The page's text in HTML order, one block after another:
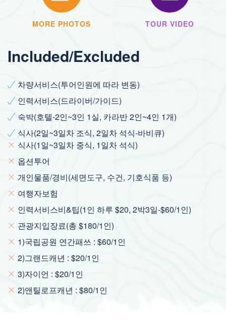
MORE PHOTOS TOUR VIDEO
Included/Excluded
차량서비스(투어인원에 따라 변동)
인력서비스(드라이버/가이드)
숙박(호텔-2인~3인 1실, 카라반 2인~4인 1개)
식사(2일~3일차 조식, 2일차 석식-바비큐)
식사(1일~3일차 중식, 1일차 석식)
옵션투어
개인물품/경비(세면도구, 수건, 기호식품 등)
여행자보험
인력서비스비&팁(1인 하루 $20, 2박3일-$60/1인)
관광지입장료(총 $180/1인)
1)국립공원 연간패쓰 : $60/1인
2)그랜드캐년 : $20/1인
3)자이언 : $20/1인
2)앤틸로프캐년 : $80/1인